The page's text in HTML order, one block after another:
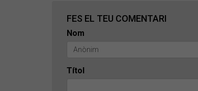
FES EL TEU COMENTARI
Nom
Títol